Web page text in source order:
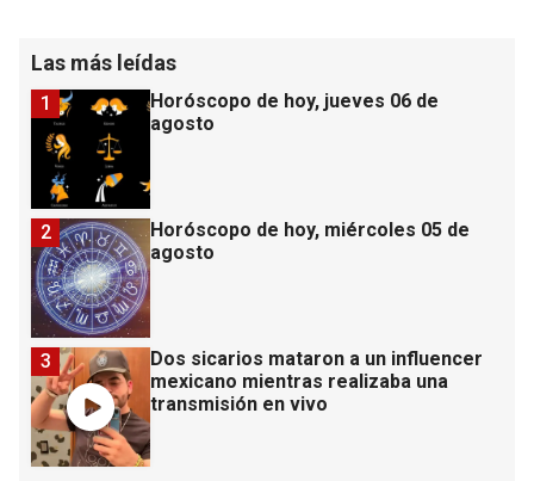
Las más leídas
Horóscopo de hoy, jueves 06 de
agosto
1
Horóscopo de hoy, miércoles 05 de
agosto
2
Dos sicarios mataron a un influencer
mexicano mientras realizaba una
transmisión en vivo
3